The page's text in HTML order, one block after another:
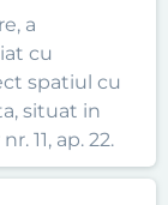
a
cu
spatiul cu
situat in
11, ap. 22.